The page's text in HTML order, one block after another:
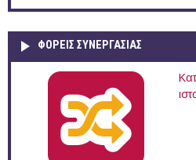
ΦΟΡΕΙΣ ΣΥΝΕΡΓΑΣΙΑΣ